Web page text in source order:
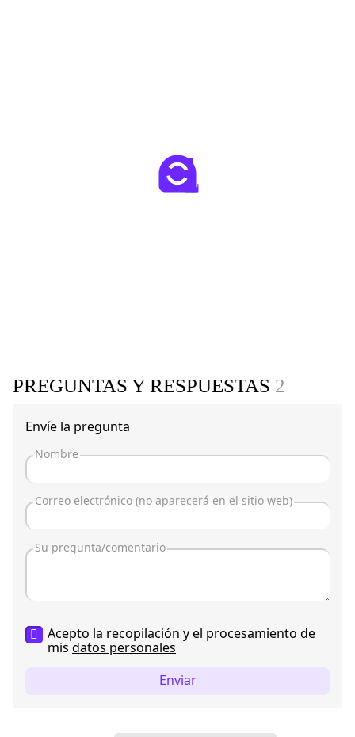
PREGUNTAS Y RESPUESTAS 2
Envíe la pregunta
Acepto la recopilación y el procesamiento de
misdatos personales
Enviar